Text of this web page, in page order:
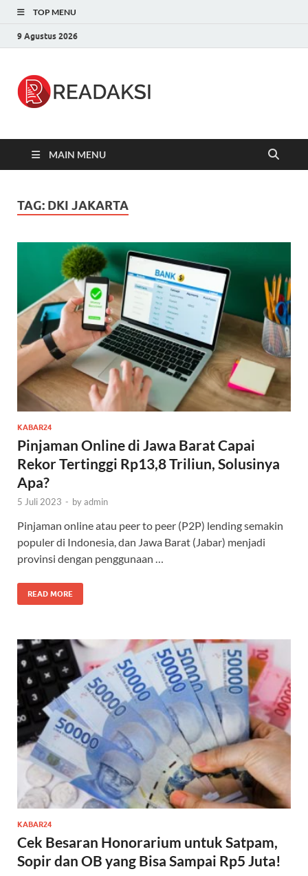
TOP MENU
9 Agustus 2026
MAIN MENU
TAG: DKI JAKARTA
KABAR24
Pinjaman Online di Jawa Barat Capai
Rekor Tertinggi Rp13,8 Triliun, Solusinya
Apa?
5 Juli 2023 - byadmin
Pinjaman online atau peer to peer (P2P) lending semakin
populer di Indonesia, dan Jawa Barat (Jabar) menjadi
provinsi dengan penggunaan …
READ MORE
KABAR24
Cek Besaran Honorarium untuk Satpam,
Sopir dan OB yang Bisa Sampai Rp5 Juta!